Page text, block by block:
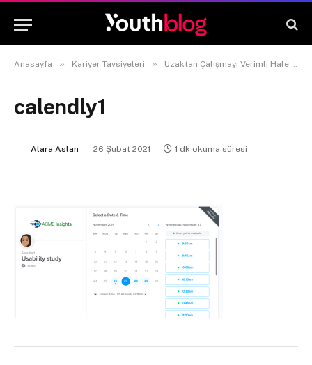
Anasayfa » Kariyer Tavsiyeleri » Uzaktan Çalışmayı Verimli Hale Getirecek Araçlar
calendly1
Alara Aslan 26 Şubat 2021 1 dk okuma süresi